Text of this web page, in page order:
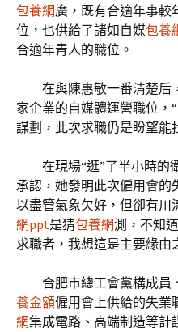
包養網廣，既有合適年事較
位，也供給了諸如自媒包養
合適年青人的職位。
在與陳惠敏一番清楚后
家企業的自媒體運營職位，
謀劃，此次求職仍是盼望能
在現場“逛”了半小時的
承認，她發明此次僱用會的
以盡管氣象欠好，但卻有川
網ppt是猜包養網測，不知
求職者，我想這是主要緣由
合肥市總工會黨構成員
養金額僱用會上供給的失業
網集成電路、高端制造等計